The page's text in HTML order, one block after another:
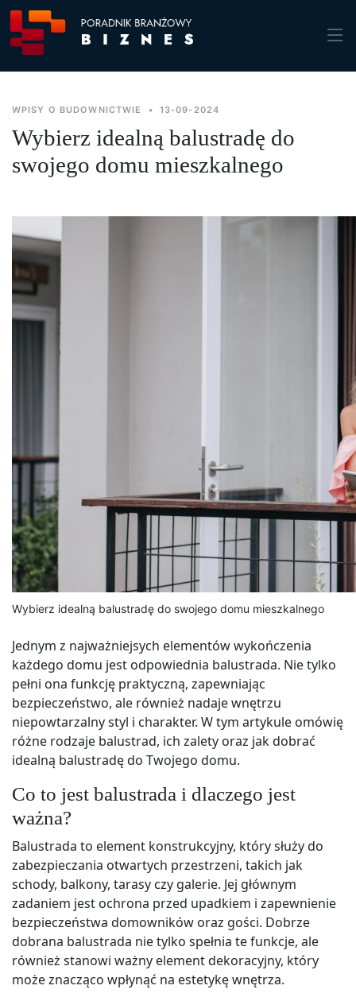
WPISY O BUDOWNICTWIE • 13-09-2024
Wybierz idealną balustradę do
swojego domu mieszkalnego
Wybierz idealną balustradę do swojego domu mieszkalnego
Jednym z najważniejsych elementów wykończenia
każdego domu jest odpowiednia balustrada. Nie tylko
pełni ona funkcję praktyczną, zapewniając
bezpieczeństwo, ale również nadaje wnętrzu
niepowtarzalny styl i charakter. W tym artykule omówię
różne rodzaje balustrad, ich zalety oraz jak dobrać
idealną balustradę do Twojego domu.
Co to jest balustrada i dlaczego jest
ważna?
Balustrada to element konstrukcyjny, który służy do
zabezpieczania otwartych przestrzeni, takich jak
schody, balkony, tarasy czy galerie. Jej głównym
zadaniem jest ochrona przed upadkiem i zapewnienie
bezpieczeństwa domowników oraz gości. Dobrze
dobrana balustrada nie tylko spełnia te funkcje, ale
również stanowi ważny element dekoracyjny, który
może znacząco wpłynąć na estetykę wnętrza.